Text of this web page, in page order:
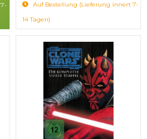
Auf Bestellung (Lieferung innert 7-
14 Tagen)